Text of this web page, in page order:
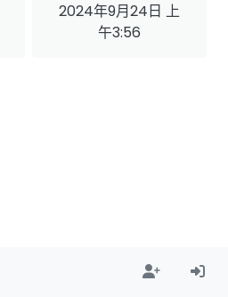
2024年9月24日 上
午3:56